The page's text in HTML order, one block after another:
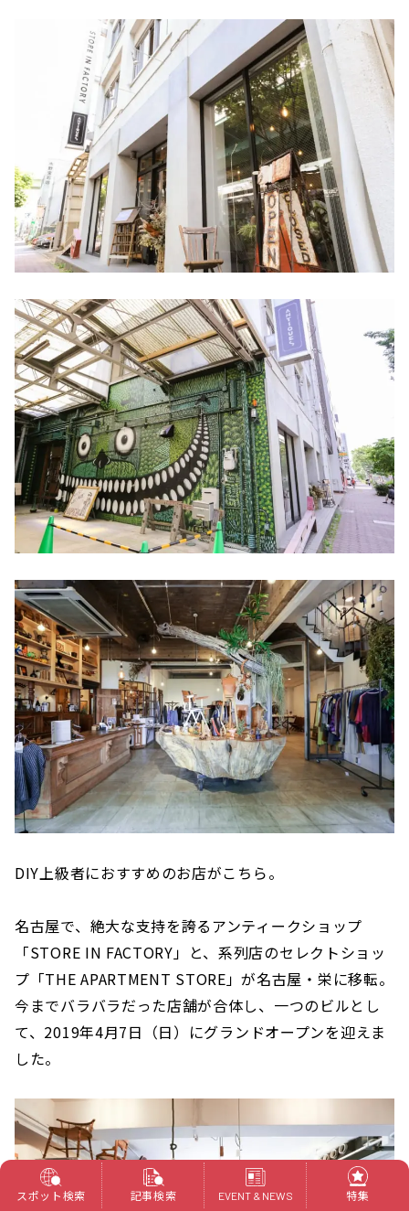
DIY上級者におすすめのお店がこちら。
名古屋で、絶大な支持を誇るアンティークショップ
「STORE IN FACTORY」と、系列店のセレクトショッ
プ「THE APARTMENT STORE」が名古屋・栄に移転。
今までバラバラだった店舗が合体し、一つのビルとし
て、2019年4月7日（日）にグランドオープンを迎えま
した。
スポット検索 記事検索 EVENT & NEWS 特集